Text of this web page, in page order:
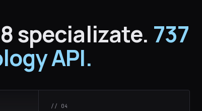
specializate. 737
API.
// 04